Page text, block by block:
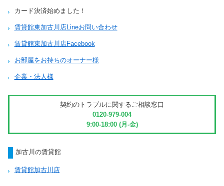
カード決済始めました！
賃貸館東加古川店Lineお問い合わせ
賃貸館東加古川店Facebook
お部屋をお持ちのオーナー様
企業・法人様
契約のトラブルに関するご相談窓口
0120-979-004
9:00-18:00 (月-金)
加古川の賃貸館
賃貸館加古川店